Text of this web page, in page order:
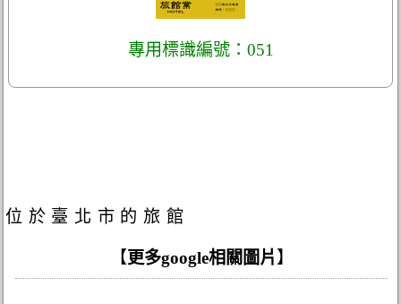
專用標識編號：051
位於臺北市的旅館
【更多google相關圖片】